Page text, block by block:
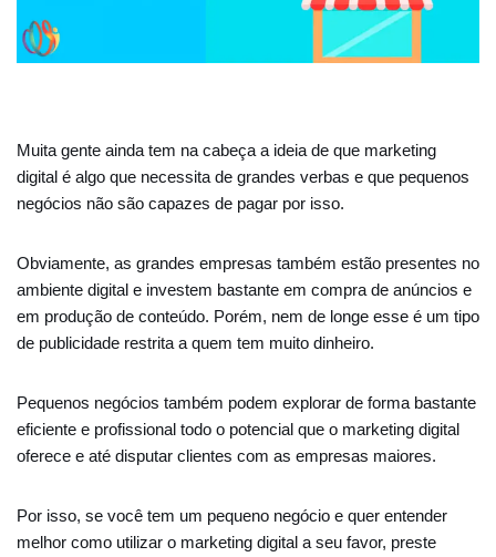
Muita gente ainda tem na cabeça a ideia de que marketing
digital é algo que necessita de grandes verbas e que pequenos
negócios não são capazes de pagar por isso.
Obviamente, as grandes empresas também estão presentes no
ambiente digital e investem bastante em compra de anúncios e
em produção de conteúdo. Porém, nem de longe esse é um tipo
de publicidade restrita a quem tem muito dinheiro.
Pequenos negócios também podem explorar de forma bastante
eficiente e profissional todo o potencial que o marketing digital
oferece e até disputar clientes com as empresas maiores.
Por isso, se você tem um pequeno negócio e quer entender
melhor como utilizar o marketing digital a seu favor, preste